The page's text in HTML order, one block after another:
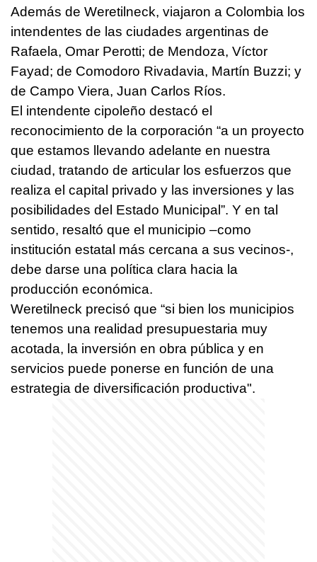
Además de Weretilneck, viajaron a Colombia los
intendentes de las ciudades argentinas de
Rafaela, Omar Perotti; de Mendoza, Víctor
Fayad; de Comodoro Rivadavia, Martín Buzzi; y
de Campo Viera, Juan Carlos Ríos.
El intendente cipoleño destacó el
reconocimiento de la corporación “a un proyecto
que estamos llevando adelante en nuestra
ciudad, tratando de articular los esfuerzos que
realiza el capital privado y las inversiones y las
posibilidades del Estado Municipal”. Y en tal
sentido, resaltó que el municipio –como
institución estatal más cercana a sus vecinos-,
debe darse una política clara hacia la
producción económica.
Weretilneck precisó que “si bien los municipios
tenemos una realidad presupuestaria muy
acotada, la inversión en obra pública y en
servicios puede ponerse en función de una
estrategia de diversificación productiva".